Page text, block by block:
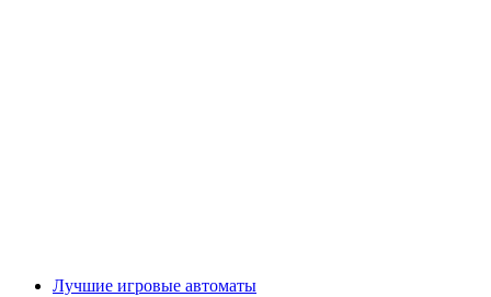
Лучшие игровые автоматы